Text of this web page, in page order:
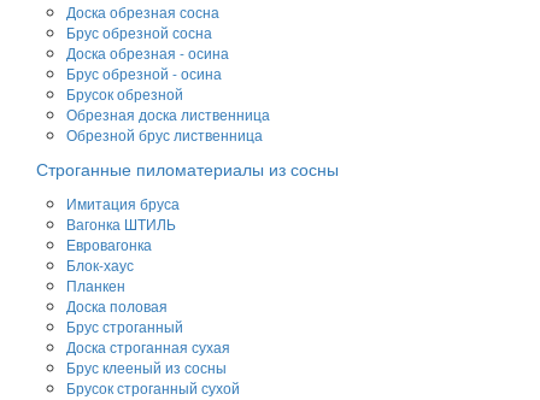
Доска обрезная сосна
Брус обрезной сосна
Доска обрезная - осина
Брус обрезной - осина
Брусок обрезной
Обрезная доска лиственница
Обрезной брус лиственница
Строганные пиломатериалы из сосны
Имитация бруса
Вагонка ШТИЛЬ
Евровагонка
Блок-хаус
Планкен
Доска половая
Брус строганный
Доска строганная сухая
Брус клееный из сосны
Брусок строганный сухой